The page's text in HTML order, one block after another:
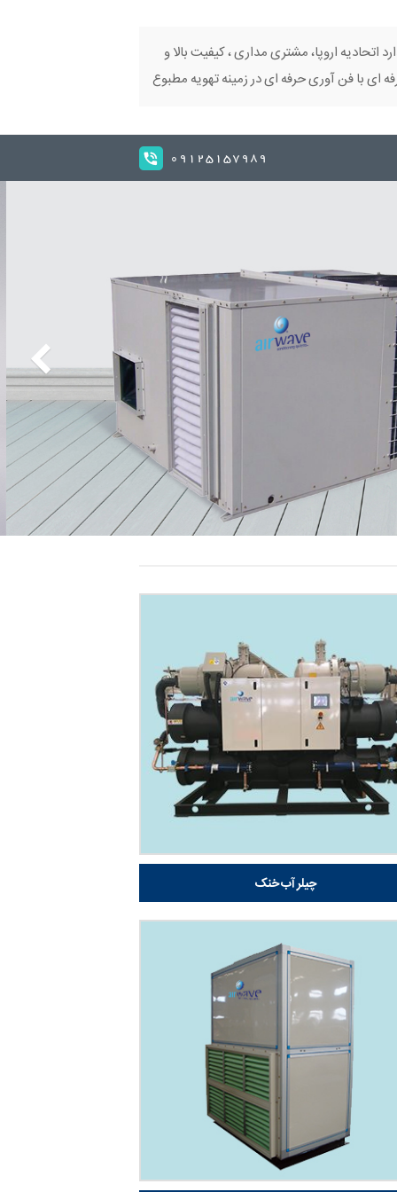
اتحادیه اروپا، مشتری مداری ، کیفیت بالا و
ای با فن آوری حرفه ای در زمینه تهویه مطبوع
09125157989
چیلر آب خنک